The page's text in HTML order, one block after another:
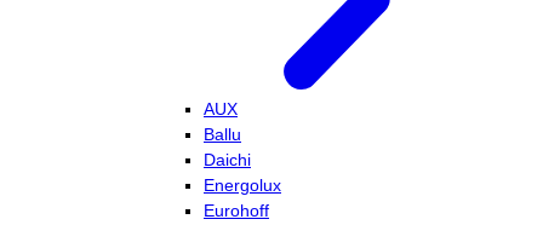
AUX
Ballu
Daichi
Energolux
Eurohoff